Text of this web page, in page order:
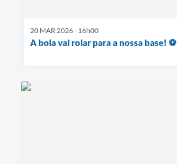
20 MAR 2026 - 16h00
A bola vai rolar para a nossa base! ⚽